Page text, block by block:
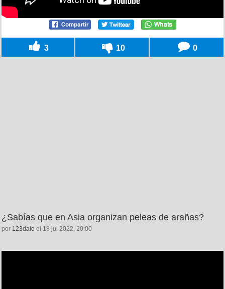
3 10 0
¿Sabías que en Asia organizan peleas de arañas?
por 123dale el 18 jul 2022, 20:00